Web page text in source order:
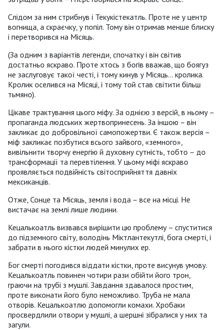
Слідом за ним стрибнув і Текукістекатль. Проте не у центр
вогнища, а скраєчку, у попіл. Тому він отримав менше блиску
і перетворився на Місяць.
(За одним з варіантів легенди, спочатку і він світив
достатньо яскраво. Проте хтось з богів вважав, що боягуз
не заслуговує такої честі, і тому кинув у Місяць... кролика.
Кролик оселився на Місяці, і тому той став світити більш
тьмяно).
Цікаве трактування цього міфу. За однією з версій, в ньому –
пропаганда людських жертвопринесень. За іншою – він
закликає до добровільної самопожертви. Є також версія –
міф закликає позбутися всього зайвого, «земного»,
вивільнити творчу енергію й духовну сутність, тобто – до
трансформації та перевтілення. У цьому міфі яскраво
проявляється подвійність світосприйняття давніх
мексиканців.
Отже, Сонце та Місяць, земля і вода – все на місці. Не
вистачає на землі лише людини.
Кецалькоатль визвався вирішити цю проблему – спуститися
до підземного світу, володінь Міктлантекутлі, бога смерті, і
забрати в нього кістки людей минулих ер.
Бог смерті погодився віддати кістки, проте висунув умову.
Кецалькоатль повинен чотири рази обійти його трон,
граючи на трубі з мушлі. Завдання здавалося простим,
проте виконати його було неможливо. Труба не мала
отворів. Кецалькоатлю допомогли комахи. Хробаки
просвердлили отвори у мушлі, а шершні зібралися у них та
загули.